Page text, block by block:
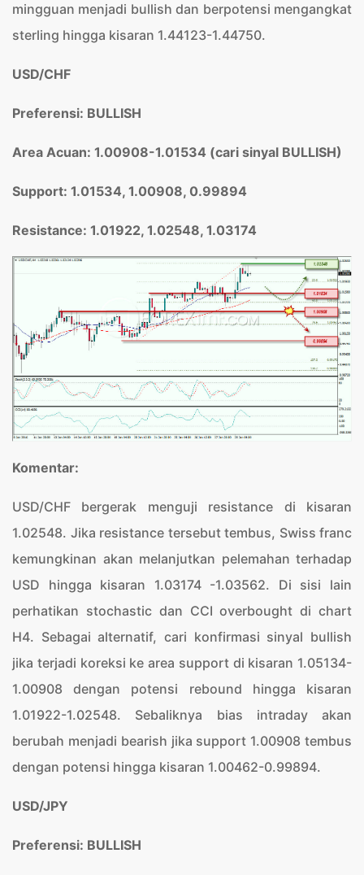
mingguan menjadi bullish dan berpotensi mengangkat
sterling hingga kisaran 1.44123-1.44750.
USD/CHF
Preferensi: BULLISH
Area Acuan: 1.00908-1.01534 (cari sinyal BULLISH)
Support: 1.01534, 1.00908, 0.99894
Resistance: 1.01922, 1.02548, 1.03174
Komentar:
USD/CHF bergerak menguji resistance di kisaran
1.02548. Jika resistance tersebut tembus, Swiss franc
kemungkinan akan melanjutkan pelemahan terhadap
USD hingga kisaran 1.03174 -1.03562. Di sisi lain
perhatikan stochastic dan CCI overbought di chart
H4. Sebagai alternatif, cari konfirmasi sinyal bullish
jika terjadi koreksi ke area support di kisaran 1.05134-
1.00908 dengan potensi rebound hingga kisaran
1.01922-1.02548. Sebaliknya bias intraday akan
berubah menjadi bearish jika support 1.00908 tembus
dengan potensi hingga kisaran 1.00462-0.99894.
USD/JPY
Preferensi: BULLISH